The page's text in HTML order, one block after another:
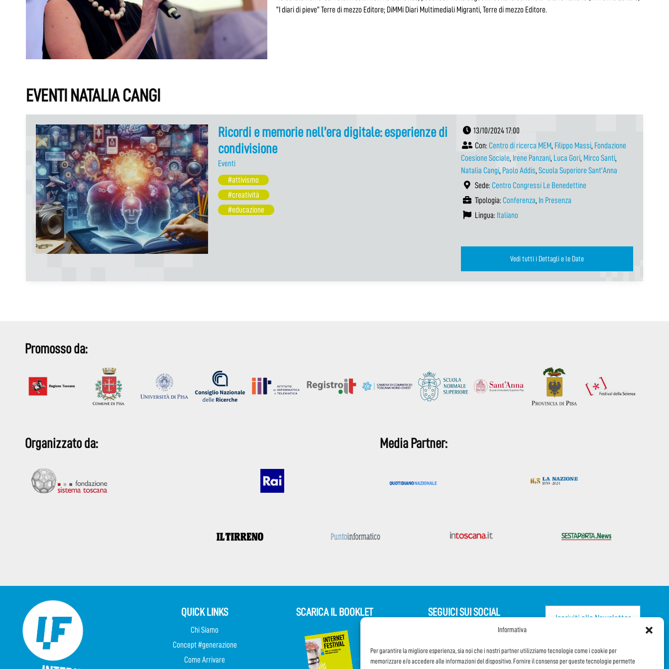
Informativa
Per garantire la migliore esperienza, sia noi che i nostri partner utilizziamo tecnologie come i cookie per
memorizzare e/o accedere alle informazioni del dispositivo. Fornire il consenso per queste tecnologie permette
“I diari di pieve” Terre di mezzo Editore; DiMMi Diari Multimediali Migranti, Terre di mezzo Editore.
EVENTI NATALIA CANGI
Ricordi e memorie nell’era digitale: esperienze di
condivisione
Eventi
#attivismo
#creatività
#educazione
13/10/2024 17:00
Con: Centro di ricerca MEM, Filippo Massi, Fondazione
Coesione Sociale, Irene Panzani, Luca Gori, Mirco Santi,
Natalia Cangi, Paolo Addis, Scuola Superiore Sant'Anna
Sede: Centro Congressi Le Benedettine
Tipologia: Conferenza, In Presenza
Lingua: Italiano
Vedi tutti i Dettagli e le Date
Promosso da:
Organizzato da: Media Partner:
QUICK LINKS
Chi Siamo
Concept #generazione
Come Arrivare
SCARICA IL BOOKLET SEGUICI SUI SOCIAL
Iscriviti alla Newsletter
CONDIVIDI QUESTA PAGINA!